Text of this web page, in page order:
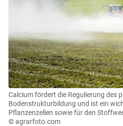
Calcium fördert die Regulierung des
Bodenstrukturbildung und ist ein
Pflanzenzellen sowie für den
© agrarfoto.com